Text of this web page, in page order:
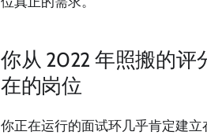
你从 2022 年照搬的
在的岗位
你正在运行的面试环几乎肯定建